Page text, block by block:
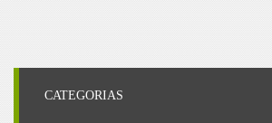
CATEGORIAS